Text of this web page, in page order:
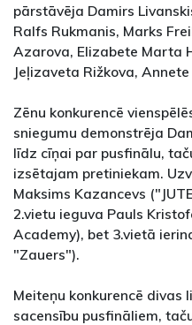
pārstāvēja Damirs
Ralfs Rukmanis, Marks
Azarova, Elizabete Marta
Jeļizaveta Rižkova,
Zēnu konkurencē
sniegumu demonstrēja
līdz cīņai par pusfinālu,
izsētajam pretiniekam.
Maksims Kazancevs
2.vietu ieguva Pauls
Academy), bet 3.vietā
"Zauers").
Meiteņu konkurencē divas
sacensību pusfināliem,